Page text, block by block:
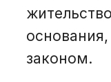
законом.